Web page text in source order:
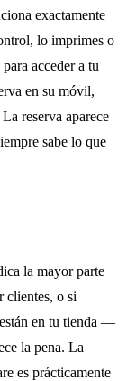
exactamente
lo imprimes o
acceder a tu
en su móvil,
reserva aparece
sabe lo que
la mayor parte
clientes, o si
en tu tienda —
la pena. La
es prácticamente